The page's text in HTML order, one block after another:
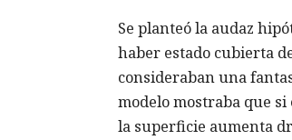
Se planteó la audaz
haber estado cubierta
consideraban una
modelo mostraba que
la superficie aumenta